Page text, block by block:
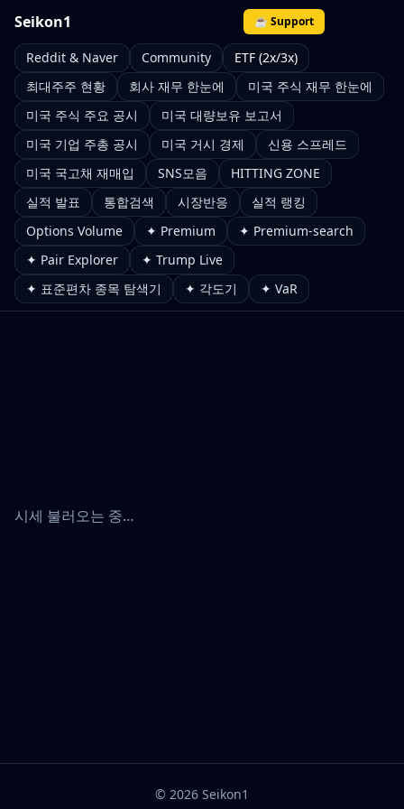
Seikon1 ☕ Support
Reddit & Naver Community
ETF (2x/3x)
최대주주 현황
회사 재무 한눈에
미국 주식 재무 한눈에
미국 주식 주요 공시
미국 대량보유 보고서
미국 기업 주총 공시
미국 거시 경제
신용 스프레드
미국 국고채 재매입
SNS모음
HITTING ZONE
실적 발표
통합검색 시장반응
실적 랭킹
Options Volume
✦ Premium
✦ Premium-search
✦ Pair Explorer
✦ Trump Live
✦ 표준편차 종목 탐색기
✦ 각도기 ✦ VaR
시세 불러오는 중…
© 2026 Seikon1